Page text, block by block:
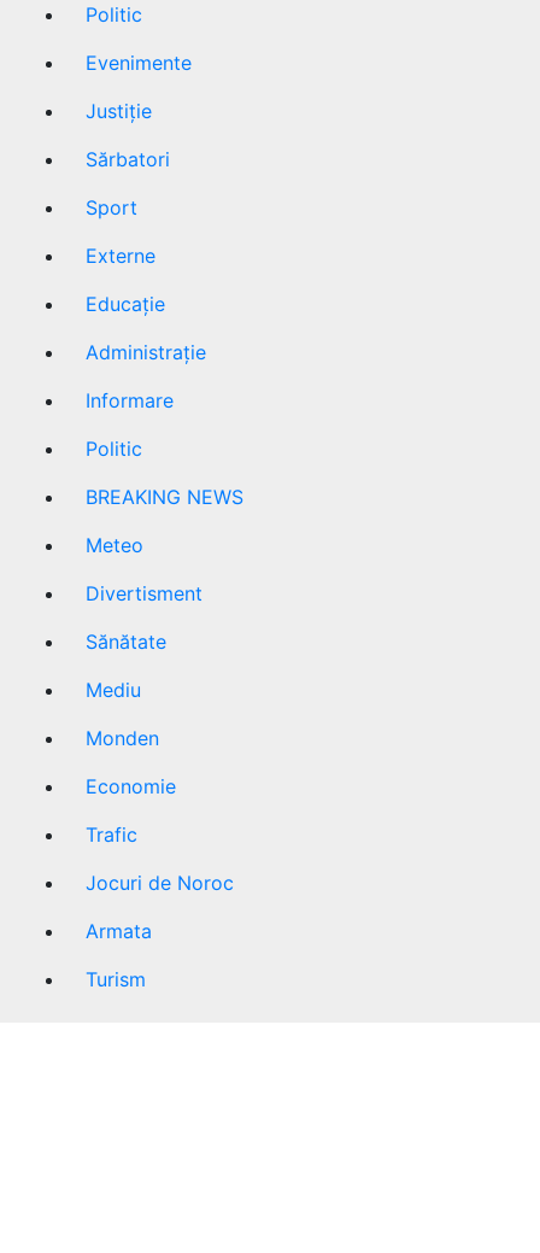
Politic
Evenimente
Justiție
Sărbatori
Sport
Externe
Educație
Administrație
Informare
Politic
BREAKING NEWS
Meteo
Divertisment
Sănătate
Mediu
Monden
Economie
Trafic
Jocuri de Noroc
Armata
Turism